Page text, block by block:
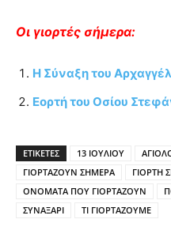
Οι γιορτές σήμερα:
H Σύναξη του
Εορτή του Οσίου
ΕΤΙΚΕΤΕΣ 13 ΙΟΥΛΙΟΥ
ΓΙΟΡΤΑΖΟΥΝ ΣΗΜΕΡΑ
ΓΙΟΡΤΗ
ΟΝΟΜΑΤΑ ΠΟΥ ΓΙΟΡΤΑΖΟΥΝ
ΣΥΝΑΞΑΡΙ
ΤΙ ΓΙΟΡΤΑΖΟΥΜΕ